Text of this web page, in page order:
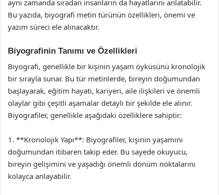
aynı zamanda sıradan insanların da hayatlarını anlatabilir.
Bu yazıda, biyografi metin türünün özellikleri, önemi ve
yazım süreci ele alınacaktır.
Biyografinin Tanımı ve Özellikleri
Biyografi, genellikle bir kişinin yaşam öyküsünü kronolojik
bir sırayla sunar. Bu tür metinlerde, bireyin doğumundan
başlayarak, eğitim hayatı, kariyeri, aile ilişkileri ve önemli
olaylar gibi çeşitli aşamalar detaylı bir şekilde ele alınır.
Biyografiler, genellikle aşağıdaki özelliklere sahiptir:
1. **Kronolojik Yapı**: Biyografiler, kişinin yaşamını
doğumundan itibaren takip eder. Bu sayede okuyucu,
bireyin gelişimini ve yaşadığı önemli dönüm noktalarını
kolayca anlayabilir.